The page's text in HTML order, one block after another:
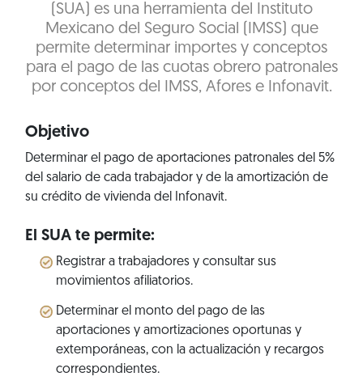
(SUA) es una herramienta del Instituto
Mexicano del Seguro Social (IMSS) que
permite determinar importes y conceptos
para el pago de las cuotas obrero patronales
por conceptos del IMSS, Afores e Infonavit.
Objetivo
Determinar el pago de aportaciones patronales del 5%
del salario de cada trabajador y de la amortización de
su crédito de vivienda del Infonavit.
El SUA te permite:
Registrar a trabajadores y consultar sus
movimientos afiliatorios.
Determinar el monto del pago de las
aportaciones y amortizaciones oportunas y
extemporáneas, con la actualización y recargos
correspondientes.